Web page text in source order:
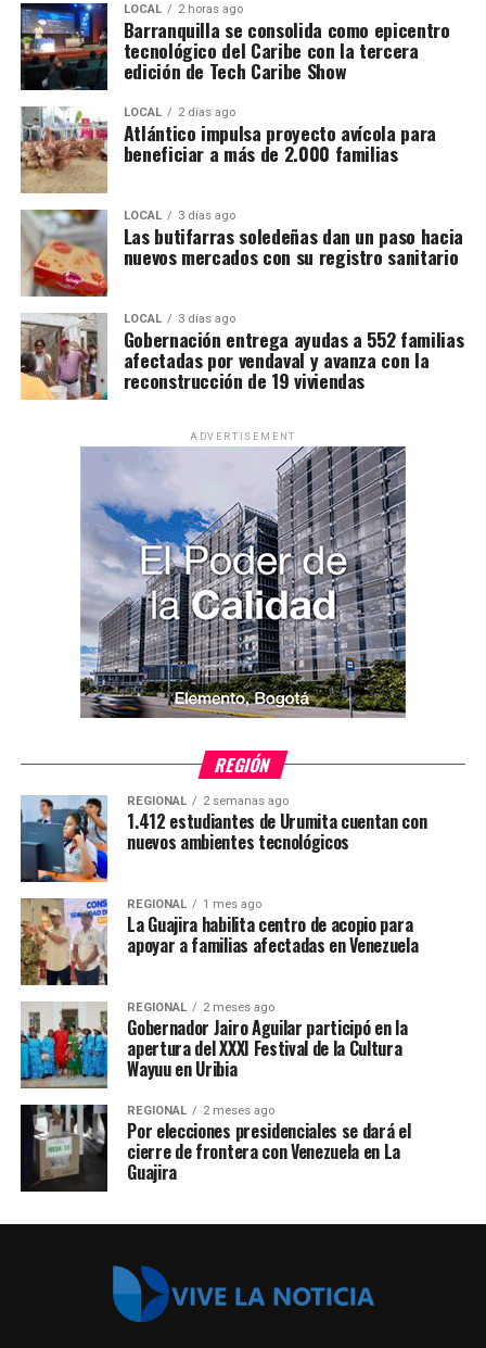
LOCAL 2 horas ago
Barranquilla se consolida como epicentro
tecnológico del Caribe con la tercera
edición de Tech Caribe Show
LOCAL 2 días ago
Atlántico impulsa proyecto avícola para
beneficiar a más de 2.000 familias
LOCAL 3 días ago
Las butifarras soledeñas dan un paso hacia
nuevos mercados con su registro sanitario
LOCAL 3 días ago
Gobernación entrega ayudas a 552 familias
afectadas por vendaval y avanza con la
reconstrucción de 19 viviendas
ADVERTISEMENT
REGIÓN
REGIONAL 2 semanas ago
1.412 estudiantes de Urumita cuentan con
nuevos ambientes tecnológicos
REGIONAL 1 mes ago
La Guajira habilita centro de acopio para
apoyar a familias afectadas en Venezuela
REGIONAL 2 meses ago
Gobernador Jairo Aguilar participó en la
apertura del XXXI Festival de la Cultura
Wayuu en Uribia
REGIONAL 2 meses ago
Por elecciones presidenciales se dará el
cierre de frontera con Venezuela en La
Guajira